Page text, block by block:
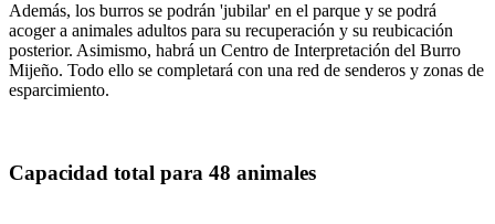
Además, los burros se podrán 'jubilar' en el parque y se podrá
acoger a animales adultos para su recuperación y su reubicación
posterior. Asimismo, habrá un Centro de Interpretación del Burro
Mijeño. Todo ello se completará con una red de senderos y zonas de
esparcimiento.
Capacidad total para 48 animales